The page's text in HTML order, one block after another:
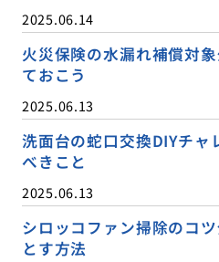
2025.06.14
火災保険の水漏れ補償対
ておこう
2025.06.13
洗面台の蛇口交換DIYチャ
べきこと
2025.06.13
シロッコファン掃除のコ
とす方法